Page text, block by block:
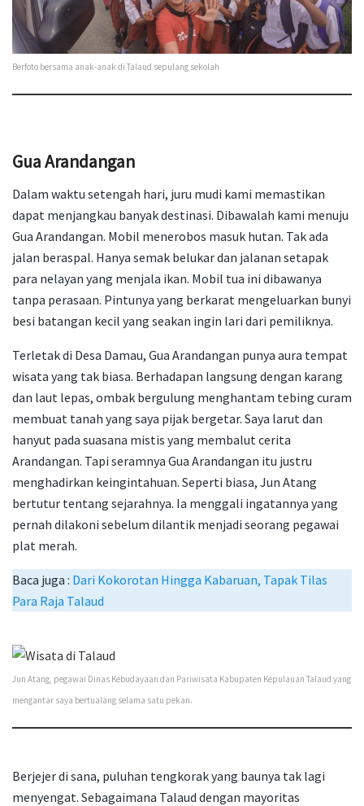
Berfoto bersama anak-anak di Talaud sepulang sekolah
Gua Arandangan
Dalam waktu setengah hari, juru mudi kami memastikan
dapat menjangkau banyak destinasi. Dibawalah kami menuju
Gua Arandangan. Mobil menerobos masuk hutan. Tak ada
jalan beraspal. Hanya semak belukar dan jalanan setapak
para nelayan yang menjala ikan. Mobil tua ini dibawanya
tanpa perasaan. Pintunya yang berkarat mengeluarkan bunyi
besi batangan kecil yang seakan ingin lari dari pemiliknya.
Terletak di Desa Damau, Gua Arandangan punya aura tempat
wisata yang tak biasa. Berhadapan langsung dengan karang
dan laut lepas, ombak bergulung menghantam tebing curam
membuat tanah yang saya pijak bergetar. Saya larut dan
hanyut pada suasana mistis yang membalut cerita
Arandangan. Tapi seramnya Gua Arandangan itu justru
menghadirkan keingintahuan. Seperti biasa, Jun Atang
bertutur tentang sejarahnya. Ia menggali ingatannya yang
pernah dilakoni sebelum dilantik menjadi seorang pegawai
plat merah.
Baca juga : Dari Kokorotan Hingga Kabaruan, Tapak Tilas
Para Raja Talaud
Jun Atang, pegawai Dinas Kebudayaan dan Pariwisata Kabupaten Kepulauan Talaud yang
mengantar saya bertualang selama satu pekan.
Berjejer di sana, puluhan tengkorak yang baunya tak lagi
menyengat. Sebagaimana Talaud dengan mayoritas